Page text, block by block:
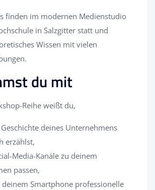
finden im modernen Medienstudio
in Salzgitter statt und
Wissen mit vielen
du mit
Reihe weißt du,
deines Unternehmens
erzählst,
Media-Kanäle zu deinem
passen,
Smartphone professionelle